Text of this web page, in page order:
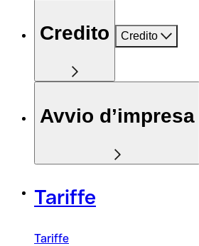
Credito Credito
Avvio d’impresa
Tariffe
Tariffe